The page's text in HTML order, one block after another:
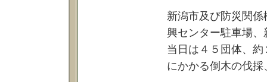
新潟市及び防災関
興センター駐車場
当日は４５団体、
にかかる倒木の伐